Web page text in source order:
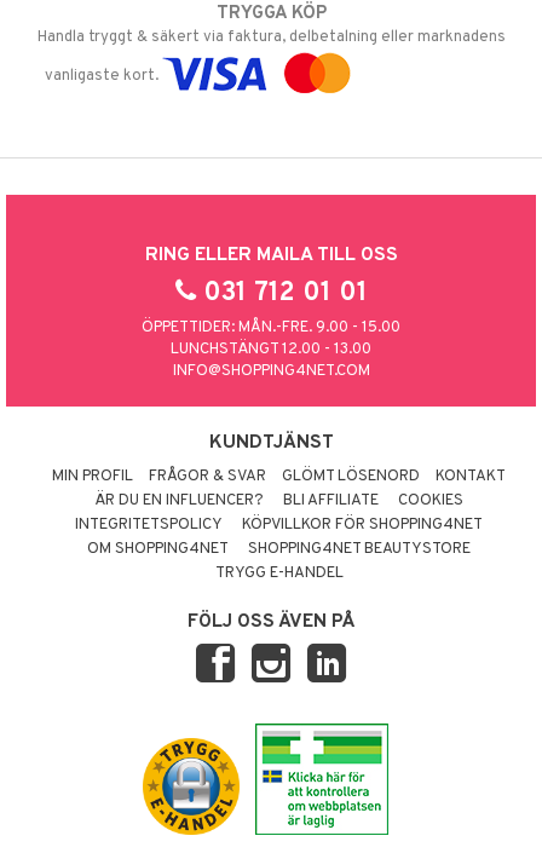
TRYGGA KÖP
Handla tryggt & säkert via faktura, delbetalning eller marknadens
vanligaste kort.
RING ELLER MAILA TILL OSS
031 712 01 01
ÖPPETTIDER: MÅN.-FRE. 9.00 - 15.00
LUNCHSTÄNGT 12.00 - 13.00
INFO@SHOPPING4NET.COM
KUNDTJÄNST
MIN PROFIL FRÅGOR & SVAR GLÖMT LÖSENORD
KONTAKT
ÄR DU EN INFLUENCER?
BLI AFFILIATE
COOKIES
INTEGRITETSPOLICY
KÖPVILLKOR FÖR SHOPPING4NET
OM SHOPPING4NET
SHOPPING4NET BEAUTYSTORE
TRYGG E-HANDEL
FÖLJ OSS ÄVEN PÅ